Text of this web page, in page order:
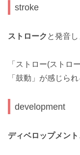
stroke
ストローク と発音し
「ストロー(ストロ
「鼓動」が感じら
development
ディベロップメント